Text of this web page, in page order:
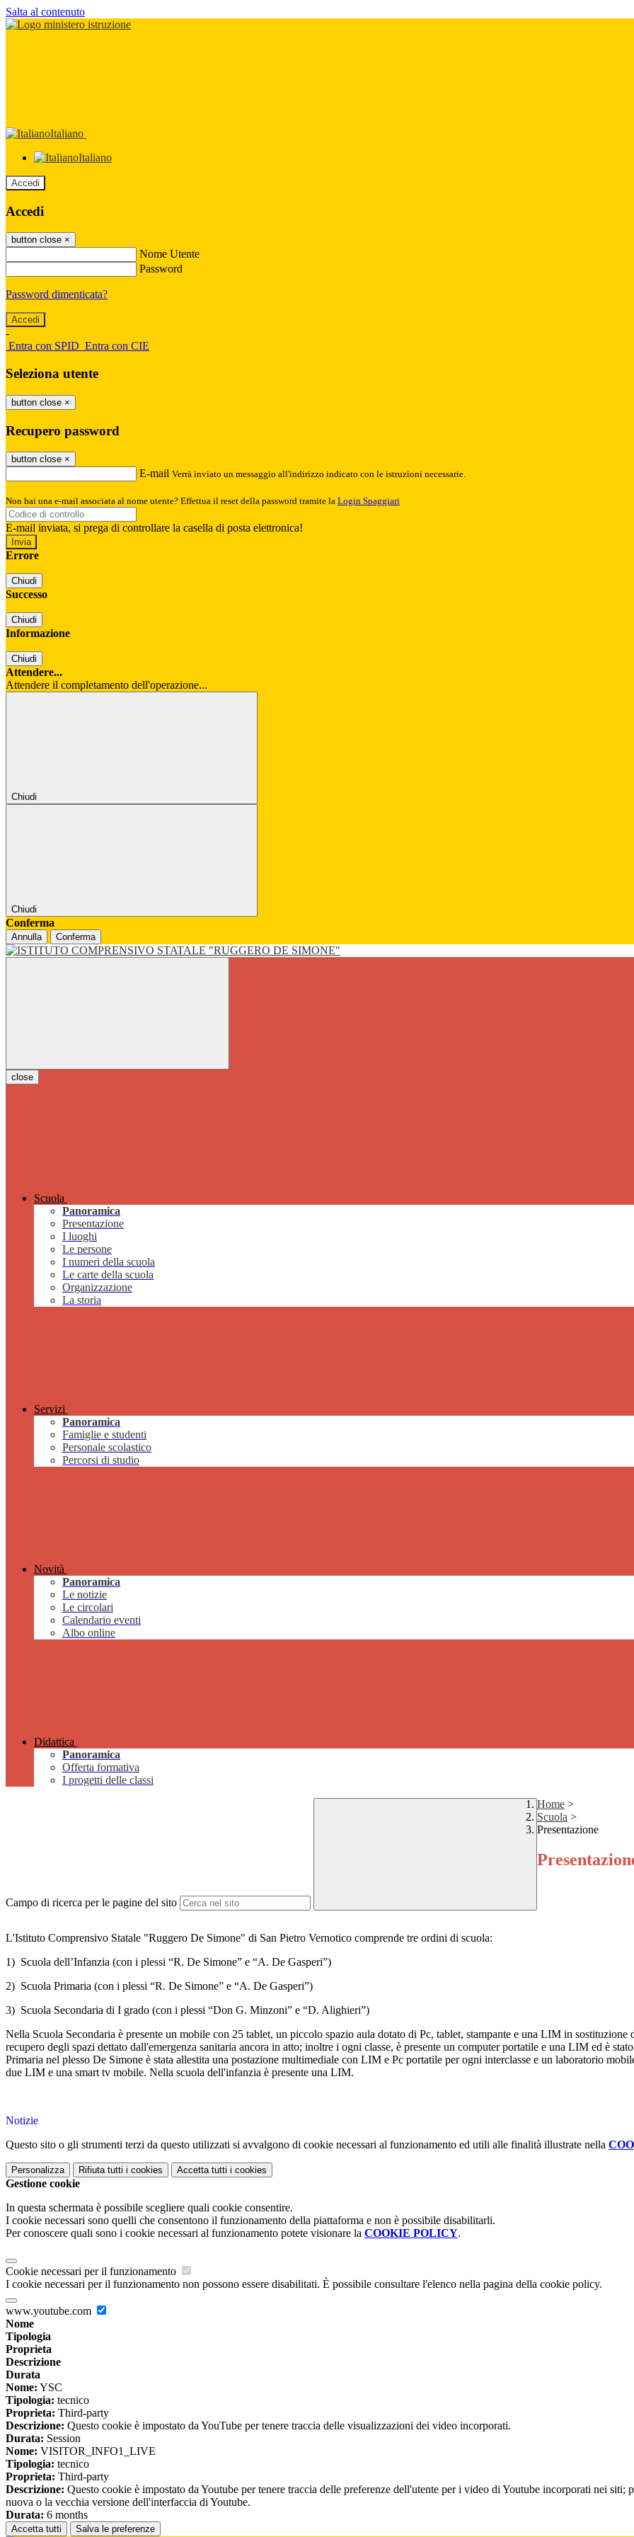
Salta al contenuto
Italiano
Italiano
Accedi
Accedi
button close ×
Nome Utente
Password
Password dimenticata?
-
Entra con SPID Entra con CIE
Seleziona utente
button close ×
Recupero password
button close ×
E-mail Verrà inviato un messaggio all'indirizzo indicato con le istruzioni necessarie.
Non hai una e-mail associata al nome utente? Effettua il reset della password tramite la Login Spaggiari
E-mail inviata, si prega di controllare la casella di posta elettronica!
Errore
Chiudi
Successo
Chiudi
Informazione
Chiudi
Attendere...
Attendere il completamento dell'operazione...
Chiudi
Chiudi
Conferma
Annulla Conferma
close
Scuola
Panoramica
Presentazione
I luoghi
Le persone
I numeri della scuola
Le carte della scuola
Organizzazione
La storia
Servizi
Panoramica
Famiglie e studenti
Personale scolastico
Percorsi di studio
Novità
Panoramica
Le notizie
Le circolari
Calendario eventi
Albo online
Didattica
Panoramica
Offerta formativa
I progetti delle classi
Campo di ricerca per le pagine del sito
Home >
Scuola >
Presentazione
L'Istituto Comprensivo Statale "Ruggero De Simone" di San Pietro Vernotico comprende tre ordini di scuola:
1) Scuola dell’Infanzia (con i plessi “R. De Simone” e “A. De Gasperi”)
2) Scuola Primaria (con i plessi “R. De Simone” e “A. De Gasperi”)
3) Scuola Secondaria di I grado (con i plessi “Don G. Minzoni” e “D. Alighieri”)
Nella Scuola Secondaria è presente un mobile con 25 tablet, un piccolo spazio aula dotato di Pc, tablet, stampante e una LIM in
recupero degli spazi dettato dall'emergenza sanitaria ancora in atto; inoltre i ogni classe, è presente un computer portatile e una LIM ed è
Primaria nel plesso De Simone è stata allestita una postazione multimediale con LIM e Pc portatile per ogni interclasse e un laboratorio
due LIM e una smart tv mobile. Nella scuola dell'infanzia è presente una LIM.
Notizie
Questo sito o gli strumenti terzi da questo utilizzati si avvalgono di cookie necessari al funzionamento ed utili alle finalità illustrate nella
Personalizza Rifiuta tutti i cookies Accetta tutti i cookies
Gestione cookie
In questa schermata è possibile scegliere quali cookie consentire.
I cookie necessari sono quelli che consentono il funzionamento della piattaforma e non è possibile disabilitarli.
Per conoscere quali sono i cookie necessari al funzionamento potete visionare la COOKIE POLICY.
Cookie necessari per il funzionamento
I cookie necessari per il funzionamento non possono essere disabilitati. È possibile consultare l'elenco nella pagina della cookie policy.
www.youtube.com
Nome
Tipologia
Proprieta
Descrizione
Durata
Nome: YSC
Tipologia: tecnico
Proprieta: Third-party
Descrizione: Questo cookie è impostato da YouTube per tenere traccia delle visualizzazioni dei video incorporati.
Durata: Session
Nome: VISITOR_INFO1_LIVE
Tipologia: tecnico
Proprieta: Third-party
Descrizione: Questo cookie è impostato da Youtube per tenere traccia delle preferenze dell'utente per i video di Youtube incorporati nei
nuova o la vecchia versione dell'interfaccia di Youtube.
Durata: 6 months
Accetta tutti Salva le preferenze